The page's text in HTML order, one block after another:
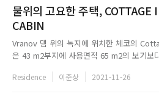
물위의 고요한 주택,
CABIN
Vranov 댐 위의 녹지에 위치한 체코의
은 43 m2부지에 사용면적 65 m2의 보기보
간도 마련돼 있다. 작은 집 구석구석 눈에 띄
Residence 이준상 2021-11-26